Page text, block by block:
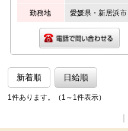
勤務地 愛媛県・新居浜市
新着順 日給順
1件あります。（1～1件表示）